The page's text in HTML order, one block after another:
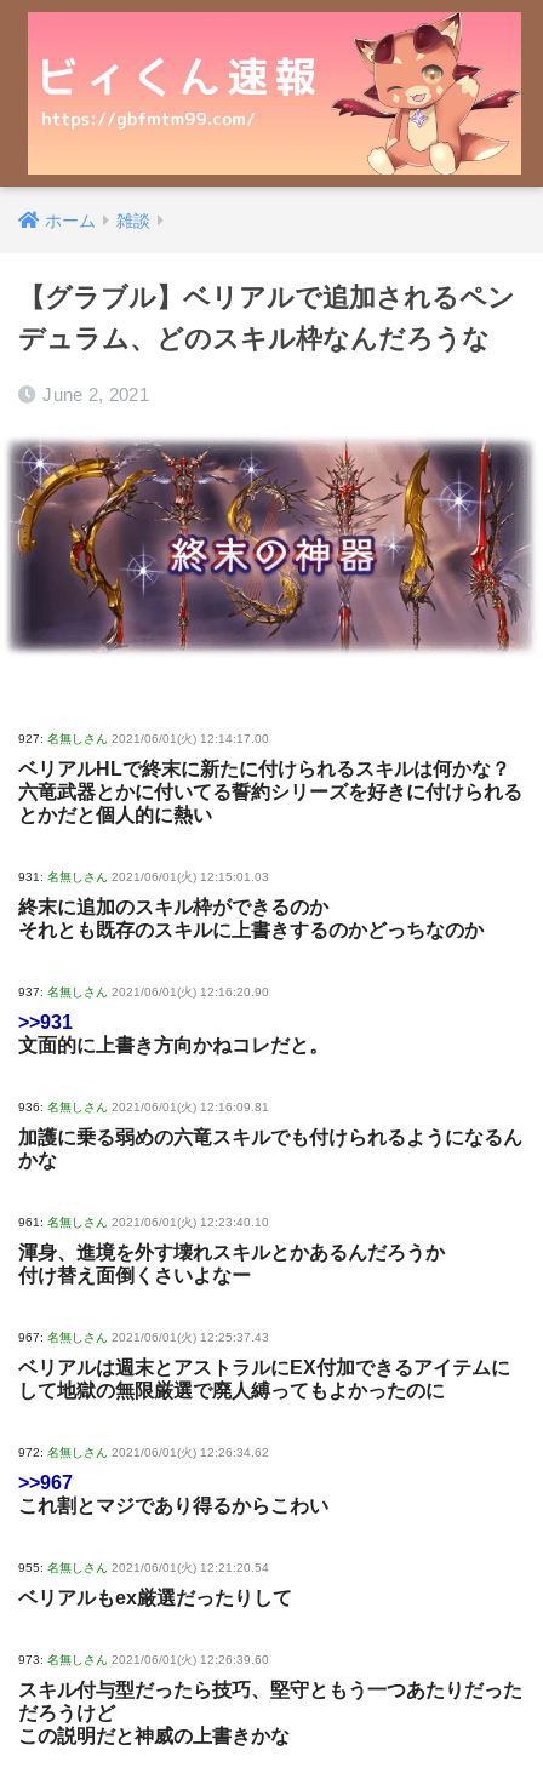
ホーム 雑談
【グラブル】ベリアルで追加されるペン
デュラム、どのスキル枠なんだろうな
June 2, 2021
927: 名無しさん 2021/06/01(火) 12:14:17.00
ベリアルHLで終末に新たに付けられるスキルは何かな？
六竜武器とかに付いてる誓約シリーズを好きに付けられる
とかだと個人的に熱い
931: 名無しさん 2021/06/01(火) 12:15:01.03
終末に追加のスキル枠ができるのか
それとも既存のスキルに上書きするのかどっちなのか
937: 名無しさん 2021/06/01(火) 12:16:20.90
>>931
文面的に上書き方向かねコレだと。
936: 名無しさん 2021/06/01(火) 12:16:09.81
加護に乗る弱めの六竜スキルでも付けられるようになるん
かな
961: 名無しさん 2021/06/01(火) 12:23:40.10
渾身、進境を外す壊れスキルとかあるんだろうか
付け替え面倒くさいよなー
967: 名無しさん 2021/06/01(火) 12:25:37.43
ベリアルは週末とアストラルにEX付加できるアイテムに
して地獄の無限厳選で廃人縛ってもよかったのに
972: 名無しさん 2021/06/01(火) 12:26:34.62
>>967
これ割とマジであり得るからこわい
955: 名無しさん 2021/06/01(火) 12:21:20.54
ベリアルもex厳選だったりして
973: 名無しさん 2021/06/01(火) 12:26:39.60
スキル付与型だったら技巧、堅守ともう一つあたりだった
だろうけど
この説明だと神威の上書きかな